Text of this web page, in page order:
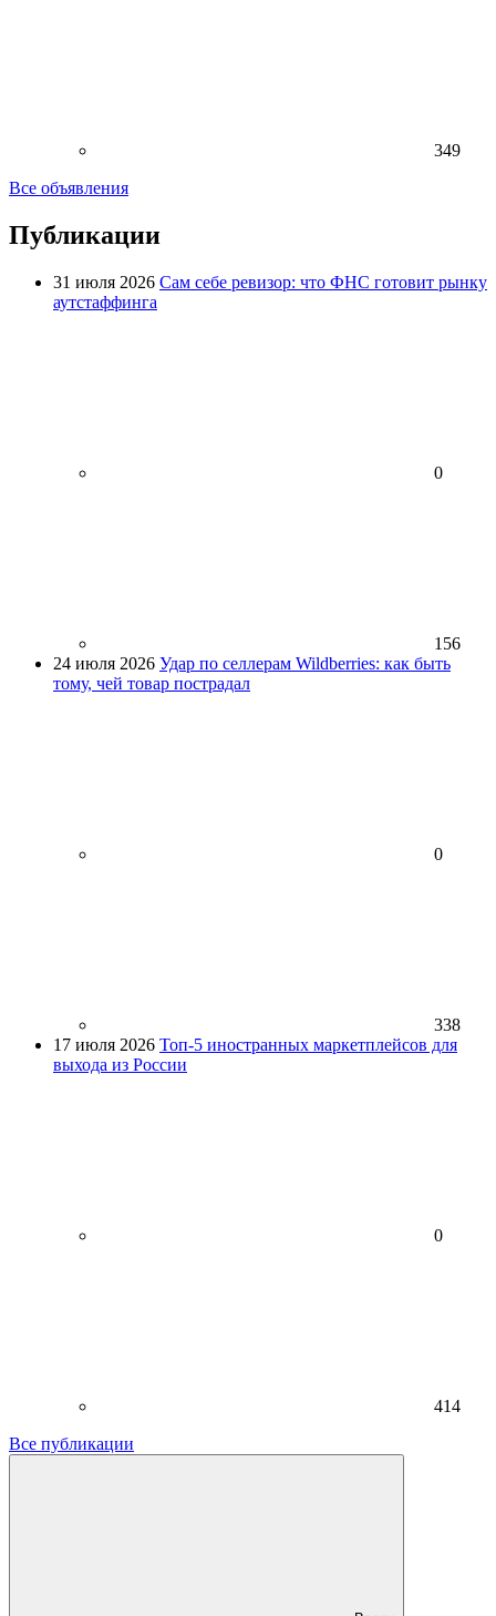
349
Все объявления
Публикации
31 июля 2026 Сам себе ревизор: что ФНС готовит рынку
аутстаффинга
0
156
24 июля 2026 Удар по селлерам Wildberries: как быть
тому, чей товар пострадал
0
338
17 июля 2026 Топ-5 иностранных маркетплейсов для
выхода из России
0
414
Все публикации